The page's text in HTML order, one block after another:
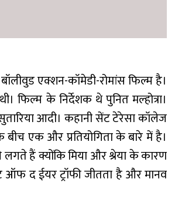
एक्शन-कॉमेडी-रोमांस फिल्म है।
के निर्देशक थे पुनित मल्होत्रा।
सुतारिया आदी। कहानी सेंट टेरेसा कॉलेज
एक और प्रतियोगिता के बारे में है।
हैं क्योंकि मिया और श्रेया के कारण
ऑफ द ईयर ट्रॉफी जीतता है और मानव